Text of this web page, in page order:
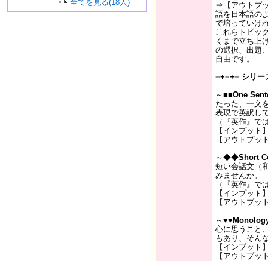
全てを見る(18人)
⇒【アウトプ
語を日本語の
で培っていけ
これらトピッ
くまで立ち上
の選択、出題
自由です。
=+=+= シリー
～■■One
たった、一文
表現で英訳し
（『英作』で
【インプット
【アウトプッ
～◆◆Short
短い会話文（
みませんか。
（『英作』で
【インプット
【アウトプッ
～
心に思うこと
もあり、そん
【インプット
【アウトプッ